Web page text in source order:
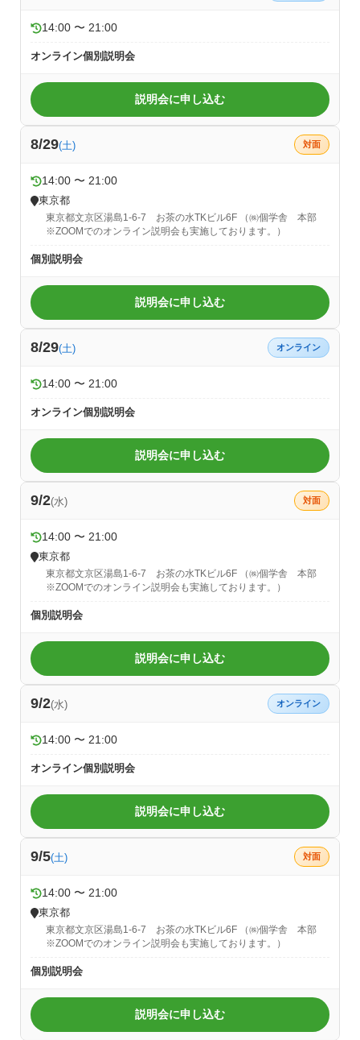
14:00 〜 21:00
オンライン個別説明会
説明会に申し込む
8/29(土) 対面
14:00 〜 21:00
東京都
東京都文京区湯島1-6-7 お茶の水TKビル6F （㈱個学舎 本部
※ZOOMでのオンライン説明会も実施しております。）
個別説明会
説明会に申し込む
8/29(土) オンライン
14:00 〜 21:00
オンライン個別説明会
説明会に申し込む
9/2(水) 対面
14:00 〜 21:00
東京都
東京都文京区湯島1-6-7 お茶の水TKビル6F （㈱個学舎 本部
※ZOOMでのオンライン説明会も実施しております。）
個別説明会
説明会に申し込む
9/2(水) オンライン
14:00 〜 21:00
オンライン個別説明会
説明会に申し込む
9/5(土) 対面
14:00 〜 21:00
東京都
東京都文京区湯島1-6-7 お茶の水TKビル6F （㈱個学舎 本部
※ZOOMでのオンライン説明会も実施しております。）
個別説明会
説明会に申し込む